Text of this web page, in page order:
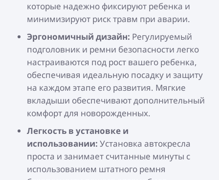
которые надежно фиксируют ребенка и
минимизируют риск травм при аварии.
Эргономичный дизайн: Регулируемый
подголовник и ремни безопасности легко
настраиваются под рост вашего ребенка,
обеспечивая идеальную посадку и защиту
на каждом этапе его развития. Мягкие
вкладыши обеспечивают дополнительный
комфорт для новорожденных.
Легкость в установке и
использовании: Установка автокресла
проста и занимает считанные минуты с
использованием штатного ремня